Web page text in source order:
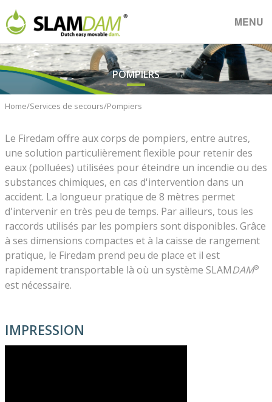
MENU
POMPIERS
Home Services de secours Pompiers
Le Firedam offre aux corps de pompiers, entre autres,
une solution particulièrement flexible pour retenir des
eaux (polluées) utilisées pour éteindre un incendie ou des
substances chimiques, en cas d'intervention dans un
accident. La longueur pratique de 8 mètres permet
d'intervenir en très peu de temps. Par ailleurs, tous les
raccords utilisés par les pompiers sont disponibles. Grâce
à ses dimensions compactes et à la caisse de rangement
pratique, le Firedam prend peu de place et il est
rapidement transportable là où un système SLAMDAM®
est nécessaire.
IMPRESSION